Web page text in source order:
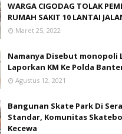
WARGA CIGODAG TOLAK
RUMAH SAKIT 10 LANTAI
Maret 25, 2022
Namanya Disebut monopoli
Laporkan KM Ke Polda
Agustus 12, 2021
Bangunan Skate Park Di
Standar, Komunitas
Kecewa